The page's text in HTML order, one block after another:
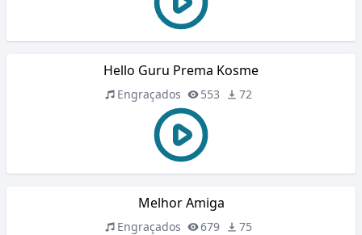
Hello Guru Prema Kosme
Engraçados 553 72
Melhor Amiga
Engraçados 679 75